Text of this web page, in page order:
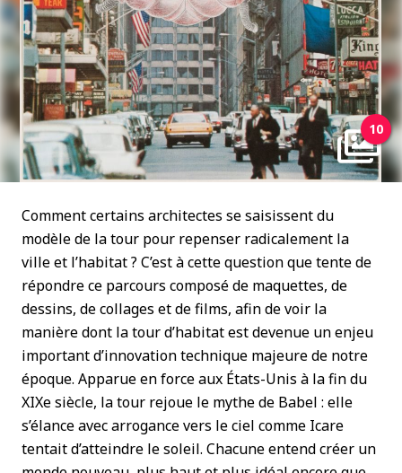
10
Comment certains architectes se saisissent du
modèle de la tour pour repenser radicalement la
ville et l’habitat ? C’est à cette question que tente de
répondre ce parcours composé de maquettes, de
dessins, de collages et de films, afin de voir la
manière dont la tour d’habitat est devenue un enjeu
important d’innovation technique majeure de notre
époque. Apparue en force aux États-Unis à la fin du
XIXe siècle, la tour rejoue le mythe de Babel : elle
s’élance avec arrogance vers le ciel comme Icare
tentait d’atteindre le soleil. Chacune entend créer un